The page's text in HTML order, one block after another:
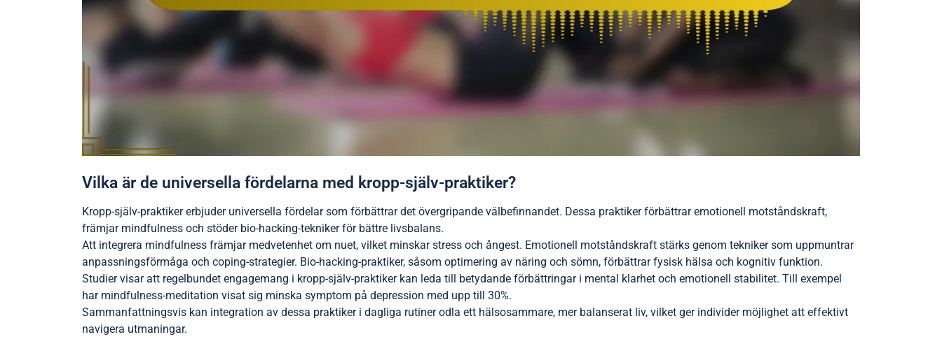
Vilka är de universella fördelarna med kropp-själv-praktiker?
Kropp-själv-praktiker erbjuder universella fördelar som förbättrar det övergripande välbefinnandet. Dessa praktiker förbättrar emotionell motståndskraft,
främjar mindfulness och stöder bio-hacking-tekniker för bättre livsbalans.
Att integrera mindfulness främjar medvetenhet om nuet, vilket minskar stress och ångest. Emotionell motståndskraft stärks genom tekniker som uppmuntrar
anpassningsförmåga och coping-strategier. Bio-hacking-praktiker, såsom optimering av näring och sömn, förbättrar fysisk hälsa och kognitiv funktion.
Studier visar att regelbundet engagemang i kropp-själv-praktiker kan leda till betydande förbättringar i mental klarhet och emotionell stabilitet. Till exempel
har mindfulness-meditation visat sig minska symptom på depression med upp till 30%.
Sammanfattningsvis kan integration av dessa praktiker i dagliga rutiner odla ett hälsosammare, mer balanserat liv, vilket ger individer möjlighet att effektivt
navigera utmaningar.